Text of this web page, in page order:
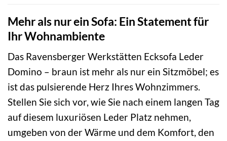
Mehr als nur ein Sofa: Ein Statement für
Ihr Wohnambiente
Das Ravensberger Werkstätten Ecksofa Leder
Domino – braun ist mehr als nur ein Sitzmöbel; es
ist das pulsierende Herz Ihres Wohnzimmers.
Stellen Sie sich vor, wie Sie nach einem langen Tag
auf diesem luxuriösen Leder Platz nehmen,
umgeben von der Wärme und dem Komfort, den